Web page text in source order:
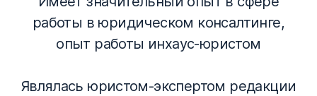
работы в юридическом консалтинге,
опыт работы инхаус-юристом
Являлась юристом-экспертом редакции